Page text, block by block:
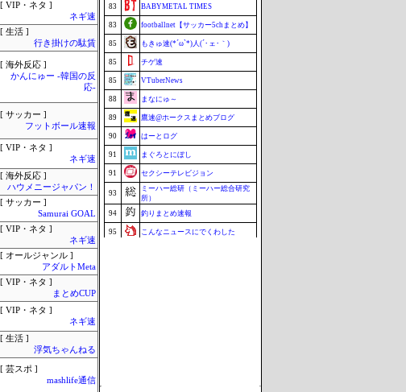
[ VIP・ネタ ]
ネギ速
[ 生活 ]
行き掛けの駄賃
[ 海外反応 ]
かんにゅー -韓国の反
応-
[ サッカー ]
フットボール速報
[ VIP・ネタ ]
ネギ速
[ 海外反応 ]
ハウメニージャパン！
[ サッカー ]
Samurai GOAL
[ VIP・ネタ ]
ネギ速
[ オールジャンル ]
アダルトMeta
[ VIP・ネタ ]
まとめCUP
[ VIP・ネタ ]
ネギ速
[ 生活 ]
浮気ちゃんねる
[ 芸スポ ]
mashlife通信
83 BABYMETAL TIMES
83 footballnet【サッカー5chまとめ】
85 もきゅ速(*´ω`*)人(´･ェ･｀)
85 チゲ速
85 VTuberNews
88 まなにゅ～
89 鷹速@ホークスまとめブログ
90 はーとログ
91 まぐろとにぼし
91 セクシーテレビジョン
93
ミーハー総研（ミーハー総合研究
所）
94
釣りまとめ速報
95 こんなニュースにでくわした